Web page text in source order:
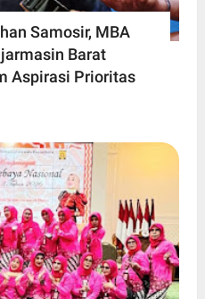
Samosir, MBA
Barat
Aspirasi Prioritas